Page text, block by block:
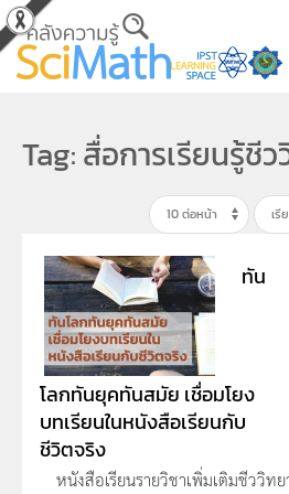
Skip to main content
Tag: สื่อการเรียนรู้ชีว
ทัน
โลกทันยุคทันสมัย เชื่อมโยง
บทเรียนในหนังสือเรียนกับ
ชีวิตจริง
หนังสือเรียนรายวิชาเพิ่มเติมชีววิ